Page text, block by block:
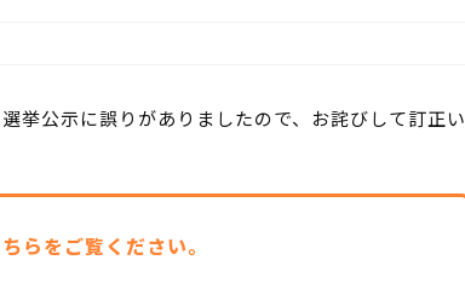
挙公示に誤りがありましたので、お詫びして訂正い
らをご覧ください。